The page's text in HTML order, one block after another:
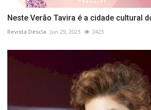
Neste Verão Tavira é a cidade cultural
Revista Descla Jun 29, 2023 2423